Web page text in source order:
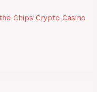
Chips Crypto Casino